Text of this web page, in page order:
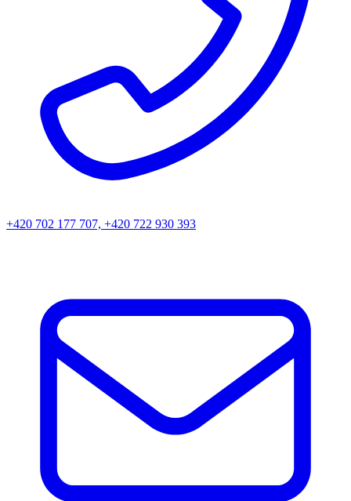
+420 702 177 707, +420 722 930 393